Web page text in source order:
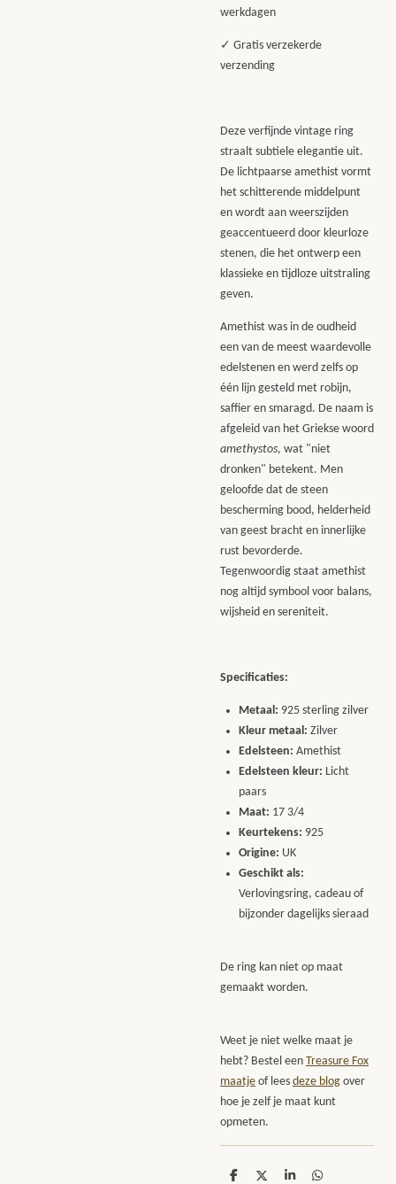
werkdagen
✓ Gratis verzekerde
verzending
Deze verfijnde vintage ring
straalt subtiele elegantie uit.
De lichtpaarse amethist vormt
het schitterende middelpunt
en wordt aan weerszijden
geaccentueerd door kleurloze
stenen, die het ontwerp een
klassieke en tijdloze uitstraling
geven.
Amethist was in de oudheid
een van de meest waardevolle
edelstenen en werd zelfs op
één lijn gesteld met robijn,
saffier en smaragd. De naam is
afgeleid van het Griekse woord
amethystos, wat "niet
dronken" betekent. Men
geloofde dat de steen
bescherming bood, helderheid
van geest bracht en innerlijke
rust bevorderde.
Tegenwoordig staat amethist
nog altijd symbool voor balans,
wijsheid en sereniteit.
Specificaties:
Metaal: 925 sterling zilver
Kleur metaal: Zilver
Edelsteen: Amethist
Edelsteen kleur: Licht
paars
Maat: 17 3/4
Keurtekens: 925
Origine: UK
Geschikt als:
Verlovingsring, cadeau of
bijzonder dagelijks sieraad
De ring kan niet op maat
gemaakt worden.
Weet je niet welke maat je
hebt? Bestel een Treasure Fox
maatje of lees deze blog over
hoe je zelf je maat kunt
opmeten.
D D S D